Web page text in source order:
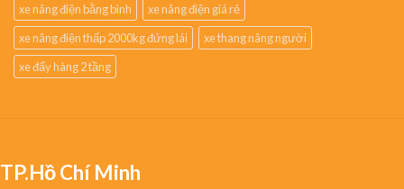
xe nâng điện bằng bình
xe nâng điện giá rẻ
xe nâng điện thấp 2000kg đứng lái
xe thang nâng người
xe đẩy hàng 2 tầng
TP.Hồ Chí Minh